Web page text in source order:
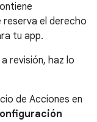
reserva el derecho
tu app.
revisión, haz lo
de Acciones en